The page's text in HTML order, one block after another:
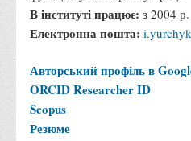
В інституті працює: з 2004 р.
Електронна пошта:
Авторський профіль в
ORCIDResearcher ID
Scopus
Резюме